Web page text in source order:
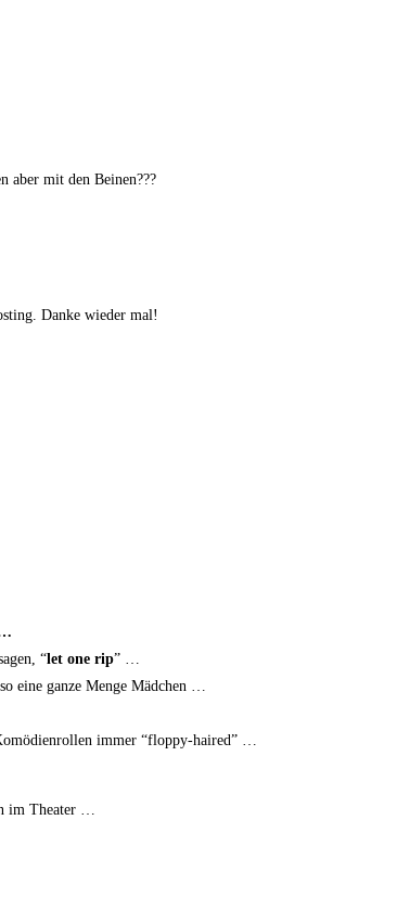
aber mit den Beinen???
Dan­ke wie­der mal!
“let one rip” …
eine gan­ze Men­ge Mädchen …
immer “flop­py-hai­red” …
im Theater …